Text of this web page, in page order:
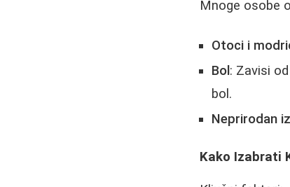
Mnoge osobe
Otoci i
Bol : Zavisi
bol.
Neprirodan
Kako Izabrati